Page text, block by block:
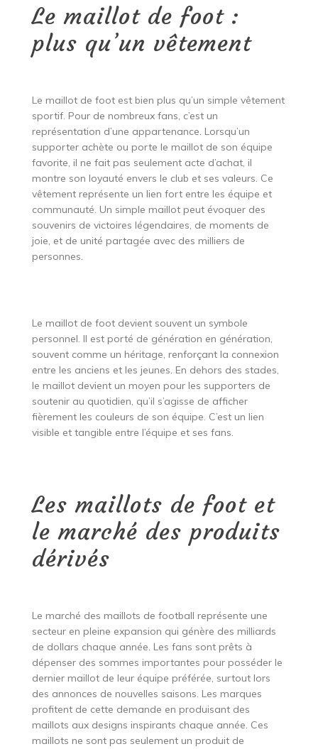
Le maillot de foot :
plus qu’un vêtement
Le maillot de foot est bien plus qu’un simple vêtement
sportif. Pour de nombreux fans, c’est un
représentation d’une appartenance. Lorsqu’un
supporter achète ou porte le maillot de son équipe
favorite, il ne fait pas seulement acte d’achat, il
montre son loyauté envers le club et ses valeurs. Ce
vêtement représente un lien fort entre les équipe et
communauté. Un simple maillot peut évoquer des
souvenirs de victoires légendaires, de moments de
joie, et de unité partagée avec des milliers de
personnes.
Le maillot de foot devient souvent un symbole
personnel. Il est porté de génération en génération,
souvent comme un héritage, renforçant la connexion
entre les anciens et les jeunes. En dehors des stades,
le maillot devient un moyen pour les supporters de
soutenir au quotidien, qu’il s’agisse de afficher
fièrement les couleurs de son équipe. C’est un lien
visible et tangible entre l’équipe et ses fans.
Les maillots de foot et
le marché des produits
dérivés
Le marché des maillots de football représente une
secteur en pleine expansion qui génère des milliards
de dollars chaque année. Les fans sont prêts à
dépenser des sommes importantes pour posséder le
dernier maillot de leur équipe préférée, surtout lors
des annonces de nouvelles saisons. Les marques
profitent de cette demande en produisant des
maillots aux designs inspirants chaque année. Ces
maillots ne sont pas seulement un produit de